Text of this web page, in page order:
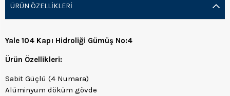
ÜRÜN ÖZELLIKLERI
Yale 104 Kapı Hidroliği Gümüş No:4
Ürün Özellikleri:
Sabit Güçlü (4 Numara)
Alüminyum döküm gövde